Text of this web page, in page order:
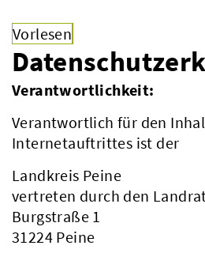
Vorlesen
Verantwortlichkeit:
Verantwortlich für den
Internetauftrittes ist der
Landkreis Peine
vertreten durch den
Burgstraße 1
31224 Peine